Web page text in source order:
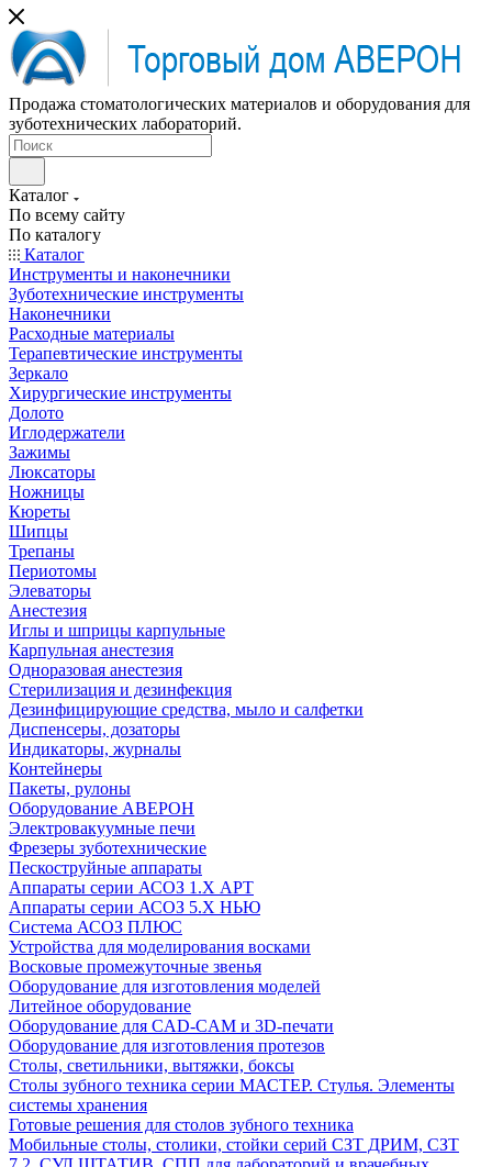
Продажа стоматологических материалов и оборудования для
зуботехнических лабораторий.
Каталог
По всему сайту
По каталогу
Каталог
Инструменты и наконечники
Зуботехнические инструменты
Наконечники
Расходные материалы
Терапевтические инструменты
Зеркало
Хирургические инструменты
Долото
Иглодержатели
Зажимы
Люксаторы
Ножницы
Кюреты
Шипцы
Трепаны
Периотомы
Элеваторы
Анестезия
Иглы и шприцы карпульные
Карпульная анестезия
Одноразовая анестезия
Стерилизация и дезинфекция
Дезинфицирующие средства, мыло и салфетки
Диспенсеры, дозаторы
Индикаторы, журналы
Контейнеры
Пакеты, рулоны
Оборудование АВЕРОН
Электровакуумные печи
Фрезеры зуботехнические
Пескоструйные аппараты
Аппараты серии АСОЗ 1.Х АРТ
Аппараты серии АСОЗ 5.Х НЬЮ
Система АСОЗ ПЛЮС
Устройства для моделирования восками
Восковые промежуточные звенья
Оборудование для изготовления моделей
Литейное оборудование
Оборудование для CAD-CAM и 3D-печати
Оборудование для изготовления протезов
Cтолы, светильники, вытяжки, боксы
Столы зубного техника серии МАСТЕР. Стулья. Элементы
системы хранения
Готовые решения для столов зубного техника
Мобильные столы, столики, стойки серий СЗТ ДРИМ, СЗТ